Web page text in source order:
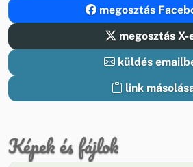
megosztás
megosztás X-
küldés
link
Képek és fájlok